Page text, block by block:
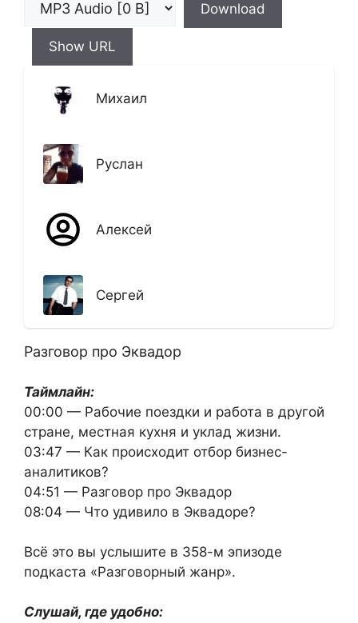
Download
Show URL
Михаил
Руслан
Алексей
Сергей
Разговор про Эквадор
Таймлайн:
00:00 — Рабочие поездки и работа в другой
стране, местная кухня и уклад жизни.
03:47 — Как происходит отбор бизнес-
аналитиков?
04:51 — Разговор про Эквадор
08:04 — Что удивило в Эквадоре?
Всё это вы услышите в 358-м эпизоде
подкаста «Разговорный жанр».
Слушай, где удобно: